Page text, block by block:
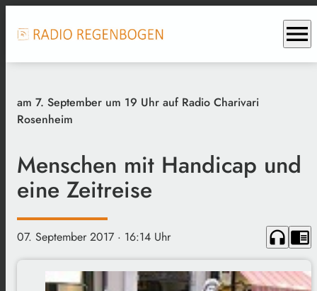
menu
am 7. September um 19 Uhr auf Radio Charivari
Rosenheim
Menschen mit Handicap und
eine Zeitreise
07. September 2017 · 16:14 Uhr headphones chrome_reader_mode